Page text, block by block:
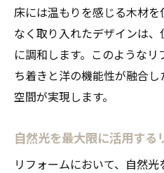
床には温もりを感じる木材
なく取り入れたデザインは
に調和します。このような
ち着きと洋の機能性が融合
空間が実現します。
自然光を最大限に活用する
リフォームにおいて、自然